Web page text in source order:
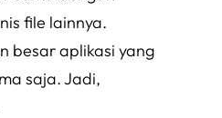
file lainnya.
besar aplikasi yang
saja. Jadi,